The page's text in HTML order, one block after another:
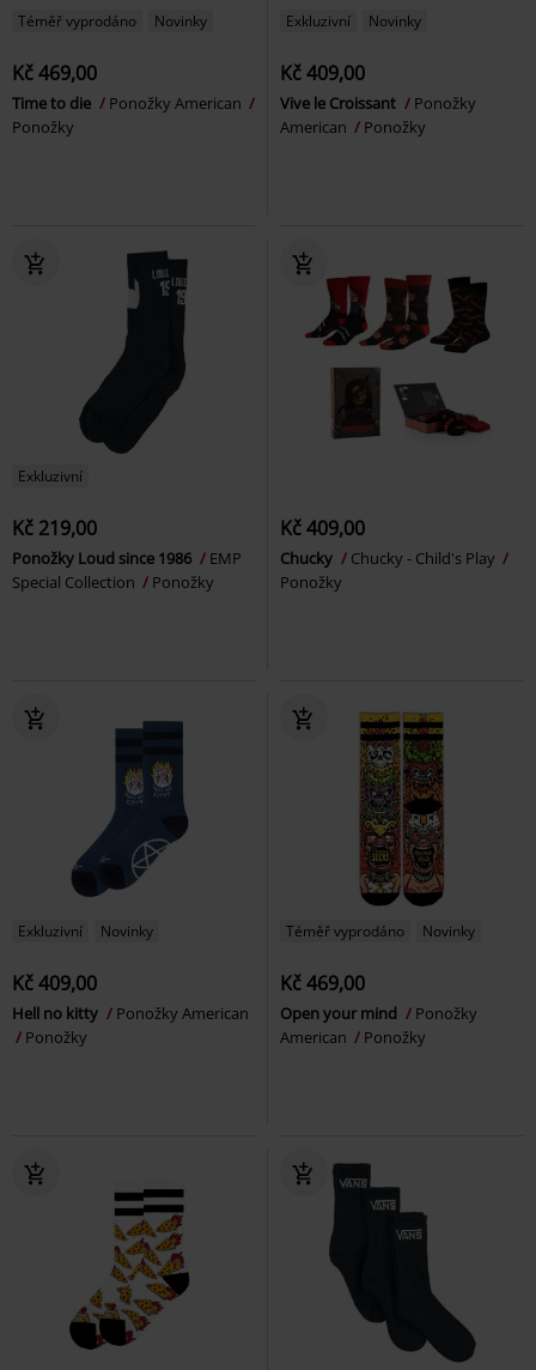
Téměř vyprodáno Novinky
Kč 469,00
Time to die
Ponožky American
Ponožky
Exkluzivní Novinky
Kč 409,00
Vive le Croissant
Ponožky
American
Ponožky
Exkluzivní
Kč 219,00
Ponožky Loud since 1986
EMP
Special Collection
Ponožky
Kč 409,00
Chucky
Chucky - Child's Play
Ponožky
Exkluzivní Novinky
Kč 409,00
Hell no kitty
Ponožky American
Ponožky
Téměř vyprodáno Novinky
Kč 469,00
Open your mind
Ponožky
American
Ponožky